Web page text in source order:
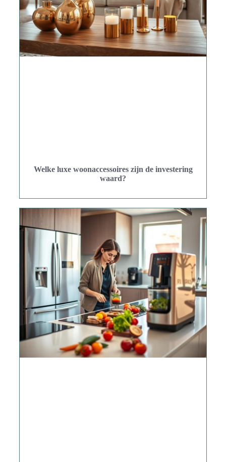
Welke luxe woonaccessoires zijn de investering
waard?